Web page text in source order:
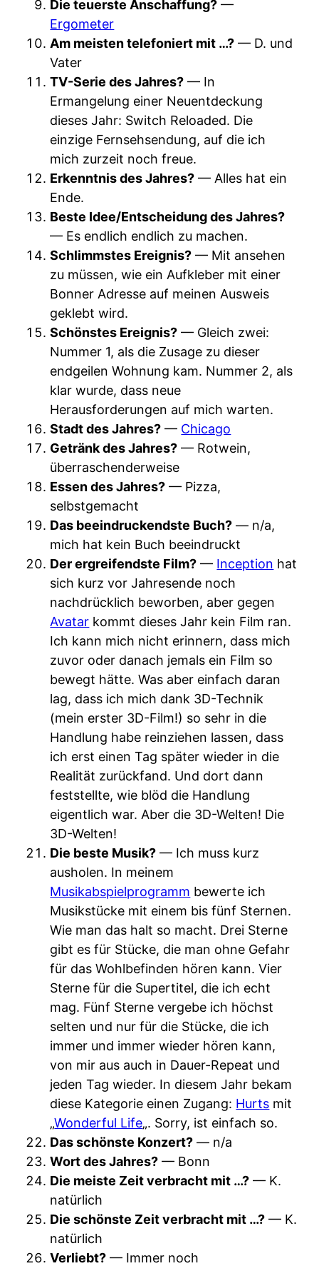
Die teuerste Anschaffung? —
Ergometer
Am meisten telefoniert mit …? — D. und
Vater
TV-Serie des Jahres? — In
Ermangelung einer Neuentdeckung
dieses Jahr: Switch Reloaded. Die
einzige Fernsehsendung, auf die ich
mich zurzeit noch freue.
Erkenntnis des Jahres? — Alles hat ein
Ende.
Beste Idee/Entscheidung des Jahres?
— Es endlich endlich zu machen.
Schlimmstes Ereignis? — Mit ansehen
zu müssen, wie ein Aufkleber mit einer
Bonner Adresse auf meinen Ausweis
geklebt wird.
Schönstes Ereignis? — Gleich zwei:
Nummer 1, als die Zusage zu dieser
endgeilen Wohnung kam. Nummer 2, als
klar wurde, dass neue
Herausforderungen auf mich warten.
Stadt des Jahres? — Chicago
Getränk des Jahres? — Rotwein,
überraschenderweise
Essen des Jahres? — Pizza,
selbstgemacht
Das beeindruckendste Buch? — n/a,
mich hat kein Buch beeindruckt
Der ergreifendste Film? — Inception hat
sich kurz vor Jahresende noch
nachdrücklich beworben, aber gegen
Avatar kommt dieses Jahr kein Film ran.
Ich kann mich nicht erinnern, dass mich
zuvor oder danach jemals ein Film so
bewegt hätte. Was aber einfach daran
lag, dass ich mich dank 3D-Technik
(mein erster 3D-Film!) so sehr in die
Handlung habe reinziehen lassen, dass
ich erst einen Tag später wieder in die
Realität zurückfand. Und dort dann
feststellte, wie blöd die Handlung
eigentlich war. Aber die 3D-Welten! Die
3D-Welten!
Die beste Musik? — Ich muss kurz
ausholen. In meinem
Musikabspielprogramm bewerte ich
Musikstücke mit einem bis fünf Sternen.
Wie man das halt so macht. Drei Sterne
gibt es für Stücke, die man ohne Gefahr
für das Wohlbefinden hören kann. Vier
Sterne für die Supertitel, die ich echt
mag. Fünf Sterne vergebe ich höchst
selten und nur für die Stücke, die ich
immer und immer wieder hören kann,
von mir aus auch in Dauer-Repeat und
jeden Tag wieder. In diesem Jahr bekam
diese Kategorie einen Zugang: Hurts mit
„Wonderful Life„. Sorry, ist einfach so.
Das schönste Konzert? — n/a
Wort des Jahres? — Bonn
Die meiste Zeit verbracht mit …? — K.
natürlich
Die schönste Zeit verbracht mit …? — K.
natürlich
Verliebt? — Immer noch